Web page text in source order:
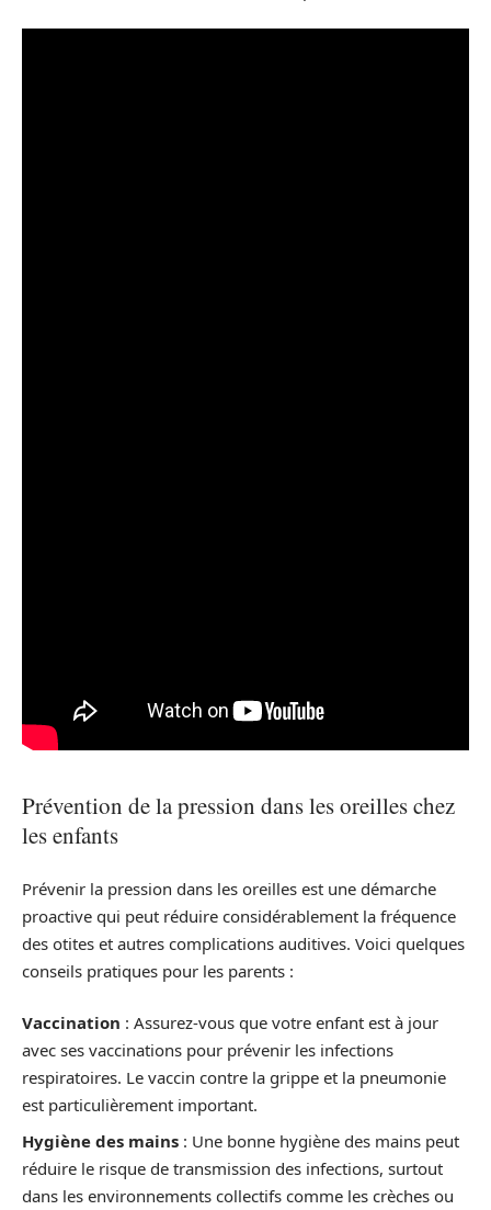
Prévention de la pression dans les oreilles chez
les enfants
Prévenir la pression dans les oreilles est une démarche
proactive qui peut réduire considérablement la fréquence
des otites et autres complications auditives. Voici quelques
conseils pratiques pour les parents :
Vaccination : Assurez-vous que votre enfant est à jour
avec ses vaccinations pour prévenir les infections
respiratoires. Le vaccin contre la grippe et la pneumonie
est particulièrement important.
Hygiène des mains : Une bonne hygiène des mains peut
réduire le risque de transmission des infections, surtout
dans les environnements collectifs comme les crèches ou